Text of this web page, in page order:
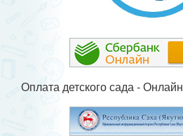
Оплата детского сада - Онлайн